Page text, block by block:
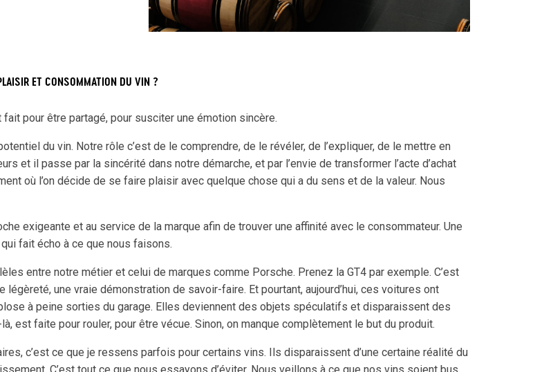
ET CONSOMMATION DU VIN ?
pour être partagé, pour susciter une émotion sincère.
du vin. Notre rôle c’est de le comprendre, de le révéler, de l’expliquer, de le mettre en
et il passe par la sincérité dans notre démarche, et par l’envie de transformer l’acte d’achat
où l’on décide de se faire plaisir avec quelque chose qui a du sens et de la valeur. Nous
exigeante et au service de la marque afin de trouver une affinité avec le consommateur. Une
fait écho à ce que nous faisons.
entre notre métier et celui de marques comme Porsche. Prenez la GT4 par exemple. C’est
une vraie démonstration de savoir-faire. Et pourtant, aujourd’hui, ces voitures ont
à peine sorties du garage. Elles deviennent des objets spéculatifs et disparaissent des
est faite pour rouler, pour être vécue. Sinon, on manque complètement le but du produit.
c’est ce que je ressens parfois pour certains vins. Ils disparaissent d’une certaine réalité du